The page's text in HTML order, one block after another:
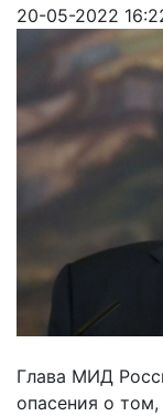
20-05-2022
Глава МИД
опасения о том,